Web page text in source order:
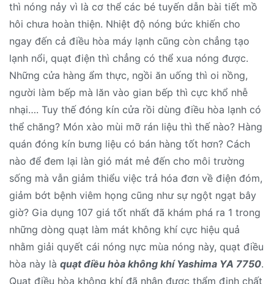
thì nóng nảy vì là cơ thể các bé tuyến dẫn bài tiết mồ
hôi chưa hoàn thiện. Nhiệt độ nóng bức khiến cho
ngay đến cả điều hòa máy lạnh cũng còn chẳng tạo
lạnh nổi, quạt điện thì chẳng có thể xua nóng được.
Những cửa hàng ẩm thực, ngồi ăn uống thì oi nồng,
người làm bếp mà lăn vào gian bếp thì cực khổ nhễ
nhại…. Tuy thế đóng kín cửa rồi dùng điều hòa lạnh có
thể chăng? Món xào mùi mỡ rán liệu thì thế nào? Hàng
quán đóng kín bưng liệu có bán hàng tốt hơn? Cách
nào để đem lại làn gió mát mẻ đến cho môi trường
sống mà vẫn giảm thiểu việc trả hóa đơn về điện đóm,
giảm bớt bệnh viêm họng cũng như sự ngột ngạt bây
giờ? Gia dụng 107 giá tốt nhất đã khám phá ra 1 trong
những dòng quạt làm mát không khí cực hiệu quả
nhằm giải quyết cái nóng nực mùa nóng này, quạt điều
hòa này là quạt điều hòa không khí Yashima YA 7750.
Quạt điều hòa không khí đã nhận được thẩm định chất